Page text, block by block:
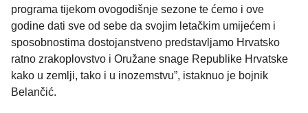
programa tijekom ovogodišnje sezone te ćemo i ove
godine dati sve od sebe da svojim letačkim umijećem i
sposobnostima dostojanstveno predstavljamo Hrvatsko
ratno zrakoplovstvo i Oružane snage Republike Hrvatske
kako u zemlji, tako i u inozemstvu”, istaknuo je bojnik
Belančić.